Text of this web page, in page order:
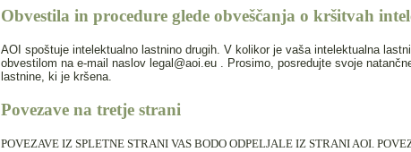
Obvestila in procedure glede obveščanja o kršitvah
AOI spoštuje intelektualno lastnino drugih. V kolikor je vaša intelektualna
obvestilom na e-mail naslov legal@aoi.eu . Prosimo, posredujte svoje
lastnine, ki je kršena.
Povezave na tretje strani
POVEZAVE IZ SPLETNE STRANI VAS BODO ODPELJALE IZ STRANI AOI.